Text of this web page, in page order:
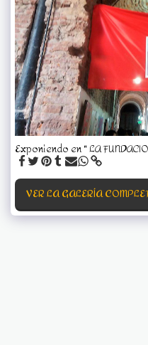
Exponiendo en " LA
VER LA GALERÍA